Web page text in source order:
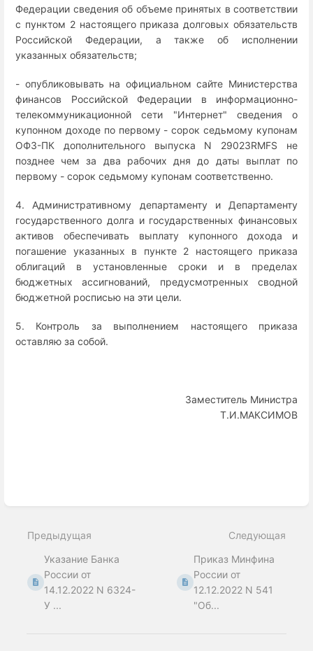
Федерации сведения об объеме принятых в соответствии
с пунктом 2 настоящего приказа долговых обязательств
Российской Федерации, а также об исполнении
указанных обязательств;
- опубликовывать на официальном сайте Министерства
финансов Российской Федерации в информационно-
телекоммуникационной сети "Интернет" сведения о
купонном доходе по первому - сорок седьмому купонам
ОФЗ-ПК дополнительного выпуска N 29023RMFS не
позднее чем за два рабочих дня до даты выплат по
первому - сорок седьмому купонам соответственно.
4. Административному департаменту и Департаменту
государственного долга и государственных финансовых
активов обеспечивать выплату купонного дохода и
погашение указанных в пункте 2 настоящего приказа
облигаций в установленные сроки и в пределах
бюджетных ассигнований, предусмотренных сводной
бюджетной росписью на эти цели.
5. Контроль за выполнением настоящего приказа
оставляю за собой.
Заместитель Министра
Т.И.МАКСИМОВ
mode
Предыдущая
Указание Банка
России от
14.12.2022 N 6324-
У ...
Следующая
Приказ Минфина
России от
12.12.2022 N 541
"Об...